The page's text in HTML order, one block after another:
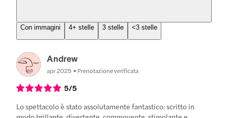
Con immagini 4+ stelle 3 stelle <3 stelle
Andrew
apr 2025 Prenotazione verificata
5/5
Lo spettacolo è stato assolutamente fantastico: scritto in